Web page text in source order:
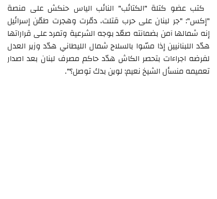
كتب عضو كتلة "الكتائب" النائب الياس حنكش على منصة
"إكس": "جر لبنان على حرب قتلت، دمّرت وهجرت طمّن إسرائيل
إنه شمالها آمن بضمانته صعّد بوجه الشرعية وتمرد على قراراتها
هدّد اللبنانيين إذا مسّوا بالسلاح شمال الليطاني هدّد وزير العدل
لفرضه اجراءات بتحصر الكاش هدّد حاكم مصرف لبنان بعد اصدار
تعميمه منسأل الشيخ نعيم: لوين بدك توصل؟".